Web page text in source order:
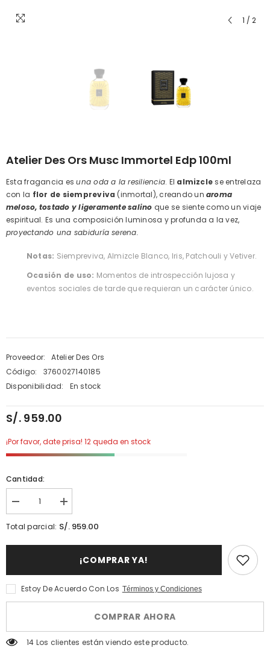
1 / 2
Atelier Des Ors Musc Immortel Edp 100ml
Esta fragancia esuna oda a la resiliencia. El almizclese entrelaza
con la flor de siempreviva (inmortal), creando unaroma
meloso, tostado y ligeramente salino que se siente como un viaje
espiritual. Es una composición luminosa y profunda a la vez,
proyectando una sabiduría serena.
Notas: Siempreviva, Almizcle Blanco, Iris, Patchouli y Vetiver.
Ocasión de uso: Momentos de introspección lujosa y
eventos sociales de tarde que requieran un carácter único.
Proveedor:
Atelier Des Ors
Código:
3760027140185
Disponibilidad:
En stock
S/. 959.00
¡Por favor, date prisa! 12 queda en stock
Cantidad:
Disminuir
cantidad
para
Atelier
Edp
100ml
aumentar
la
cantidad
para
Immortel
Edp
Total parcial: S/. 959.00
¡COMPRAR YA!
Estoy De Acuerdo Con Los Términos y Condiciones
COMPRAR AHORA
14 Los clientes están viendo este producto.